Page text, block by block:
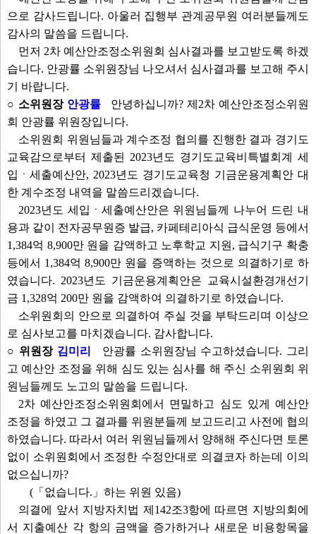
으로 감사드립니다. 아울러 집행부 관계공무원 여러분들께도
감사의 말씀을 드립니다.
먼저 2차 예산안조정소위원회 심사결과를 보고받도록 하겠
습니다. 안광률 소위원장님 나오셔서 심사결과를 보고해 주시
기 바랍니다.
○ 소위원장 안광률
안녕하십니까? 제2차 예산안조정소위원
회 안광률 위원장입니다.
소위원회 위원님들과 계수조정 협의를 진행한 결과 경기도
교육감으로부터 제출된 2023년도 경기도교육비특별회계 세
입ㆍ세출예산안, 2023년도 경기도교육청 기금운용계획안 대
한 계수조정 내역을 말씀드리겠습니다.
2023년도 세입ㆍ세출예산안은 위원님들께 나누어 드린 내
용과 같이 전자공무원증 발급, 카페테리아식 급식운영 등에서
1,384억 8,900만 원을 감액하고 노후학교 지원, 급식기구 확충
등에서 1,384억 8,900만 원을 증액하는 것으로 의결하기로 하
였습니다. 2023년도 기금운용계획안은 교육시설환경개선기
금 1,328억 200만 원을 감액하여 의결하기로 하였습니다.
소위원회의 안으로 의결하여 주실 것을 부탁드리며 이상으
로 심사보고를 마치겠습니다. 감사합니다.
○ 위원장 김미리
안광률 소위원장님 수고하셨습니다. 그리
고 예산안 조정을 위해 심도 있는 심사를 해 주신 소위원회 위
원님들께도 노고의 말씀을 드립니다.
2차 예산안조정소위원회에서 면밀하고 심도 있게 예산안
조정을 하였고 그 결과를 위원분들께 보고드리고 사전에 협의
하였습니다. 따라서 여러 위원님들께서 양해해 주신다면 토론
없이 소위원회에서 조정한 수정안대로 의결코자 하는데 이의
없으십니까?
(「없습니다.」하는 위원 있음)
의결에 앞서 지방자치법 제142조3항에 따르면 지방의회에
서 지출예산 각 항의 금액을 증가하거나 새로운 비용항목을